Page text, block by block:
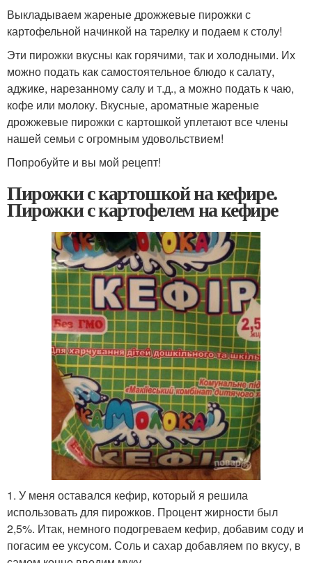
Выкладываем жареные дрожжевые пирожки с
картофельной начинкой на тарелку и подаем к столу!
Эти пирожки вкусны как горячими, так и холодными. Их
можно подать как самостоятельное блюдо к салату,
аджике, нарезанному салу и т.д., а можно подать к чаю,
кофе или молоку. Вкусные, ароматные жареные
дрожжевые пирожки с картошкой уплетают все члены
нашей семьи с огромным удовольствием!
Попробуйте и вы мой рецепт!
Пирожки с картошкой на кефире.
Пирожки с картофелем на кефире
1. У меня оставался кефир, который я решила
использовать для пирожков. Процент жирности был
2,5%. Итак, немного подогреваем кефир, добавим соду и
погасим ее уксусом. Соль и сахар добавляем по вкусу, в